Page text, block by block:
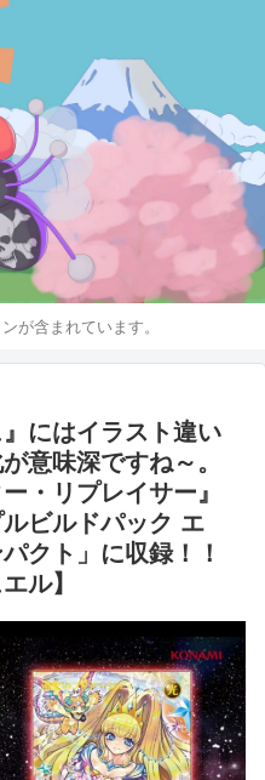
が含まれています。
』にはイラスト違い
意味深ですね～。
・リプレイサー』
ビルドパック エ
クト」に収録！！
ル】